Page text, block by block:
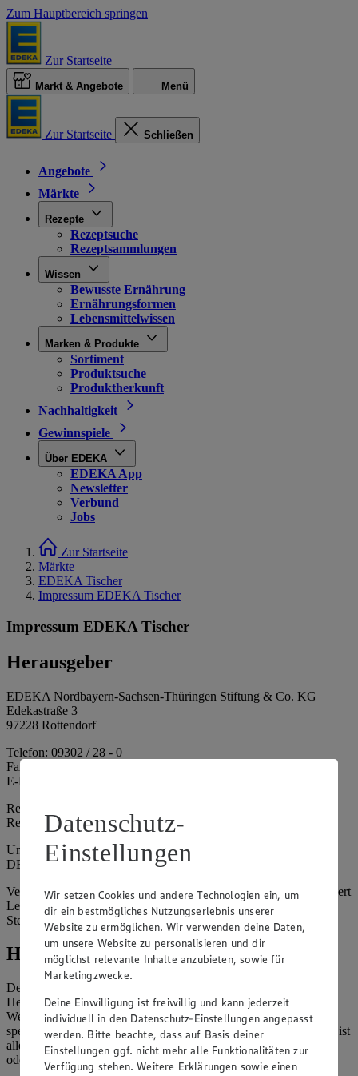
Zum Hauptbereich springen
Zur Startseite
Markt & Angebote Menü
Zur Startseite Schließen
Angebote
Märkte
Rezepte
Rezeptsuche
Rezeptsammlungen
Wissen
Bewusste Ernährung
Ernährungsformen
Lebensmittelwissen
Marken & Produkte
Sortiment
Produktsuche
Produktherkunft
Nachhaltigkeit
Gewinnspiele
Über EDEKA
EDEKA App
Newsletter
Verbund
Jobs
Zur Startseite
Märkte
EDEKA Tischer
Impressum EDEKA Tischer
Impressum EDEKA Tischer
Herausgeber
EDEKA Nordbayern-Sachsen-Thüringen Stiftung & Co. KG
Edekastraße 3
97228 Rottendorf
Telefon: 09302 / 28 - 0
Fax: 09302 / 28 - 214
E-Mail: info@edeka.de
Registergericht: Amtsgericht Würzburg
Registernummer: HRA 6164
Umsatzsteuer-Identifikationsnummer gem. § 27a UStG:
DE261968694
Vertretungsberechtigte: Sebastian Kohrmann (Geschäftsführer), Gert
Lehmann (Geschäftsführer), Christian Remy (Geschäftsführer),
Stefan Legat (Vorstandsvorsitzender)
Hinweise
Der Inhalt dieser Website ist urheberrechtlich geschützt. Der
Herausgeber gewährt Ihnen jedoch das Recht, den auf dieser
Website bereitgestellten Text ganz oder ausschnittsweise zu
speichern und zu vervielfältigen. Aus Gründen des Urheberrechts ist
allerdings die Speicherung und Vervielfältigung von Bildmaterial
oder Grafiken aus dieser Website nicht gestattet.
Datenschutz-
Einstellungen
Wir setzen Cookies und andere Technologien ein, um
dir ein bestmögliches Nutzungserlebnis unserer
Website zu ermöglichen. Wir verwenden deine Daten,
um unsere Website zu personalisieren und dir
möglichst relevante Inhalte anzubieten, sowie für
Marketingzwecke.
Deine Einwilligung ist freiwillig und kann jederzeit
individuell in den Datenschutz-Einstellungen angepasst
werden. Bitte beachte, dass auf Basis deiner
Einstellungen ggf. nicht mehr alle Funktionalitäten zur
Verfügung stehen. Weitere Erklärungen sowie einen